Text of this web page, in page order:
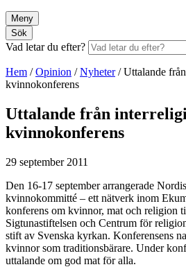
Meny
Sök
Vad letar du efter?
Hem /Opinion /Nyheter/Uttalande
kvinnokonferens
Uttalande från
kvinnokonferens
29 september 2011
Den 16-17 september arrangerade
kvinnokommitté – ett nätverk inom
konferens om kvinnor, mat och religion
Sigtunastiftelsen och Centrum för
stift av Svenska kyrkan. Konferensens
kvinnor som traditionsbärare. Under
uttalande om god mat för alla.